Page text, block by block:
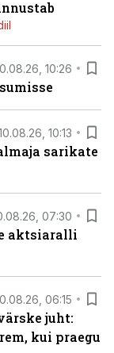
10:26
10:13
sarikate
07:30
aktsiaralli
06:15
juht:
kui praegu